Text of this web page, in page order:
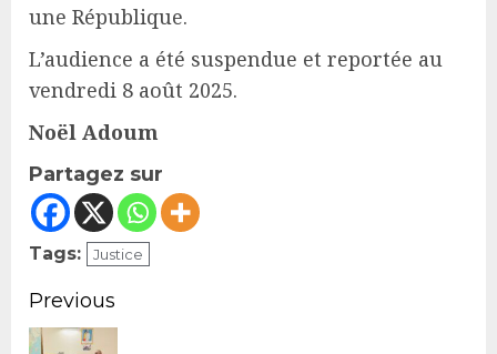
une République.
L’audience a été suspendue et reportée au
vendredi 8 août 2025.
Noël Adoum
Partagez sur
Tags: Justice
Continue
Reading
Previous